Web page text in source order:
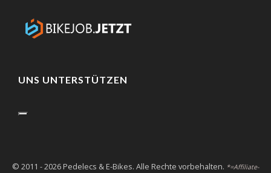
UNS UNTERSTÜTZEN
© 2011 - 2026 Pedelecs & E-Bikes. Alle Rechte vorbehalten. *=Affiliate-